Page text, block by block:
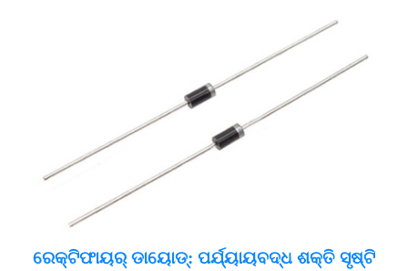
ରେକ୍ଟିଫାୟର୍ ଡାୟୋଡ୍: ପର୍ଯ୍ୟାୟବଦ୍ଧ ଶକ୍ତି ସୃଷ୍ଟି